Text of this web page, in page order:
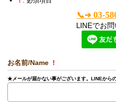
📞➔03-
LINEでお
お名前/Name !
★メールが届かない事がございます。LINEから